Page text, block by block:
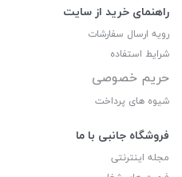
راهنمای خرید از سایت
رویه ارسال سفارشات
شرایط استفاده
حریم خصوصی
شیوه های پرداخت
فروشگاه جانبی با ما
مجله اینترنتی